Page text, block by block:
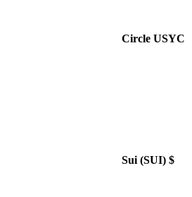
Circle USYC
Sui (SUI) $